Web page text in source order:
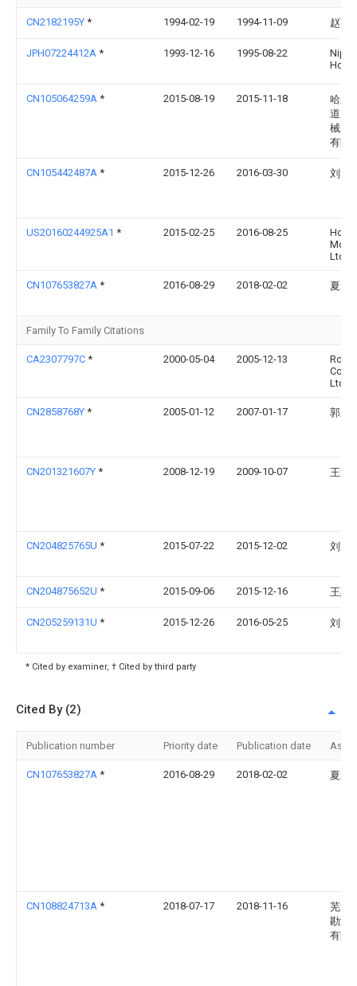
CN2182195Y * 1994-02-19 1994-11-09 赵万
JPH07224412A * 1993-12-16 1995-08-22
CN105064259A * 2015-08-19 2015-11-18
哈尔
道路
械装
有限
CN105442487A * 2015-12-26 2016-03-30 刘汉
US20160244925A1 * 2015-02-25 2016-08-25
Ltd.
CN107653827A * 2016-08-29 2018-02-02 夏爱
Family To Family Citations
CA2307797C * 2000-05-04 2005-12-13
Ron
Ltd.
CN2858768Y * 2005-01-12 2007-01-17 郭胜
CN201321607Y * 2008-12-19 2009-10-07 王海
CN204825765U * 2015-07-22 2015-12-02 刘贤
CN204875652U * 2015-09-06 2015-12-16 王惠
CN205259131U * 2015-12-26 2016-05-25 刘汉
* Cited by examiner, † Cited by third party
Cited By (2)
Publication number Priority date Publication date
CN107653827A * 2016-08-29 2018-02-02 夏爱
CN108824713A * 2018-07-17 2018-11-16
芜湖
勘测
有限